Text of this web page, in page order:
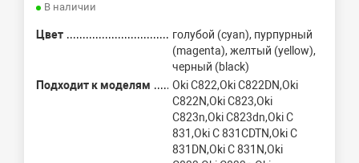
В наличии
Цвет
голубой (cyan), пурпурный
(magenta), желтый (yellow),
черный (black)
Подходит к моделям
Oki C822,Oki C822DN,Oki
C822N,Oki C823,Oki
C823n,Oki C823dn,Oki C
831,Oki C 831CDTN,Oki C
831DN,Oki C 831N,Oki